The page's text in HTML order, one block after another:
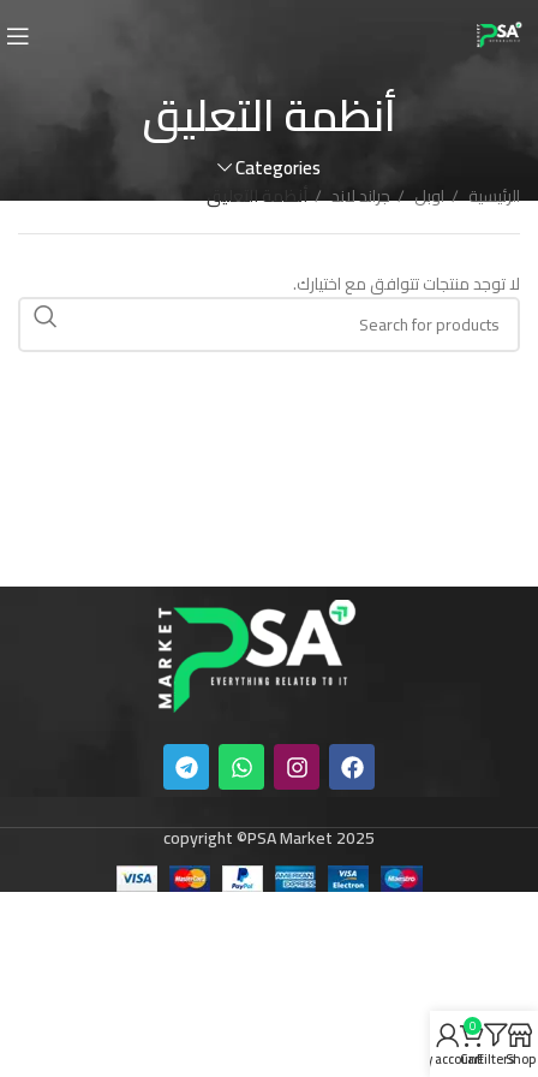
أنظمة التعليق
Categories
الرئيسية اوبل جراند لاند أنظمة التعليق
لا توجد منتجات تتوافق مع اختيارك.
copyright ©PSA Market 2025
Shop
Filters
0
Cart
My account